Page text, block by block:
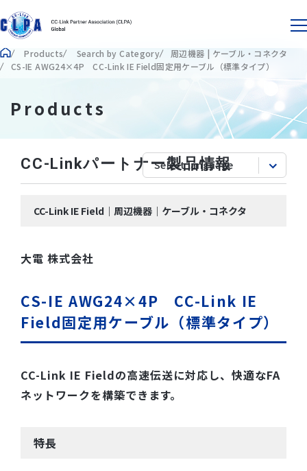
Products Search by Category
周辺機器 | ケーブル・コネクタ
CS-IE AWG24×4P CC-Link IE Field固定用ケーブル（標準タイプ）
Products
CC-Linkパートナー製品情報
CC-Link IE Field｜周辺機器｜ケーブル・コネクタ
大電 株式会社
CS-IE AWG24×4P CC-Link IE
Field固定用ケーブル（標準タイプ）
CC-Link IE Fieldの高速伝送に対応し、快適なFA
ネットワークを構築できます。
特長